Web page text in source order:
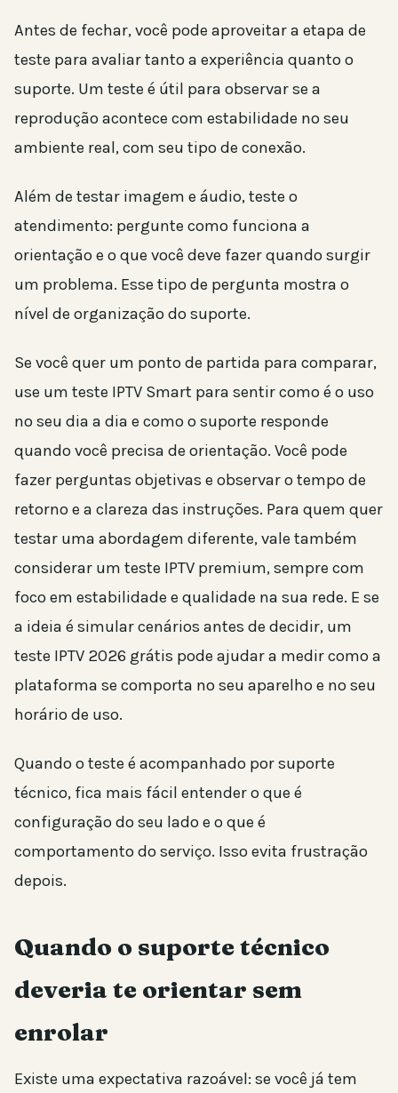
Antes de fechar, você pode aproveitar a etapa de
teste para avaliar tanto a experiência quanto o
suporte. Um teste é útil para observar se a
reprodução acontece com estabilidade no seu
ambiente real, com seu tipo de conexão.
Além de testar imagem e áudio, teste o
atendimento: pergunte como funciona a
orientação e o que você deve fazer quando surgir
um problema. Esse tipo de pergunta mostra o
nível de organização do suporte.
Se você quer um ponto de partida para comparar,
use um teste IPTV Smart para sentir como é o uso
no seu dia a dia e como o suporte responde
quando você precisa de orientação. Você pode
fazer perguntas objetivas e observar o tempo de
retorno e a clareza das instruções. Para quem quer
testar uma abordagem diferente, vale também
considerar um teste IPTV premium, sempre com
foco em estabilidade e qualidade na sua rede. E se
a ideia é simular cenários antes de decidir, um
teste IPTV 2026 grátis pode ajudar a medir como a
plataforma se comporta no seu aparelho e no seu
horário de uso.
Quando o teste é acompanhado por suporte
técnico, fica mais fácil entender o que é
configuração do seu lado e o que é
comportamento do serviço. Isso evita frustração
depois.
Quando o suporte técnico
deveria te orientar sem
enrolar
Existe uma expectativa razoável: se você já tem